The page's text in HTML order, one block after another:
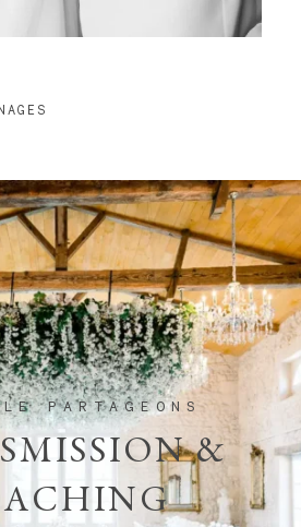
PARTAGEONS
&